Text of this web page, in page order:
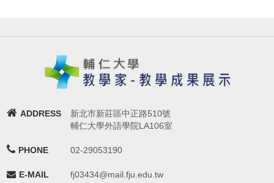
ADDRESS
新北市新莊區中正路510號
輔仁大學外語學院LA106室
PHONE 02-29053190
E-MAIL fj03434@mail.fju.edu.tw